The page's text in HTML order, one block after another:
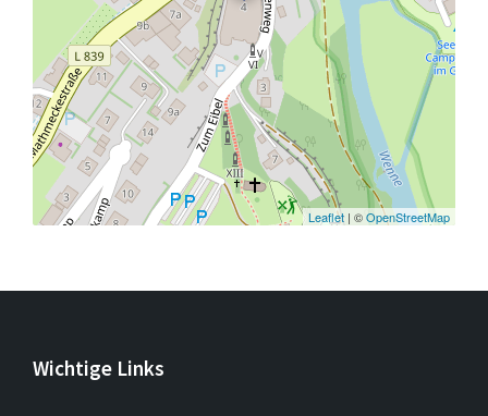
Leaflet | ©OpenStreetMap
Wichtige Links